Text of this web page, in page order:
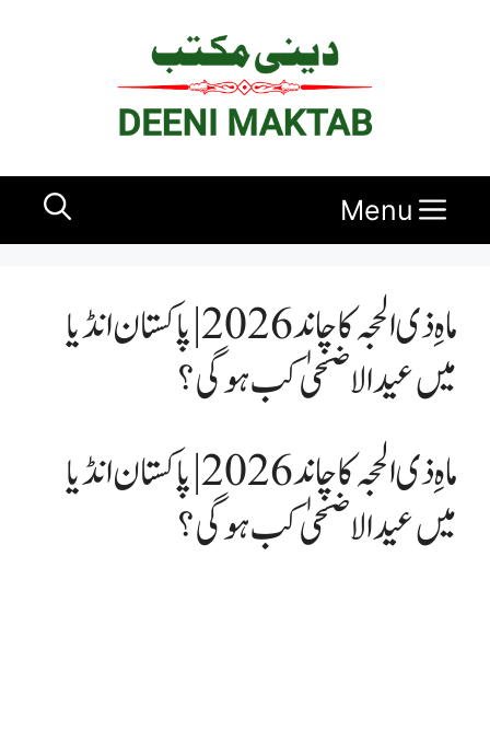
Menu
ماہِ ذی الحجہ کا چاند 2026 | پاکستان انڈیا
میں عیدالاضحیٰ کب ہوگی؟
ماہِ ذی الحجہ کا چاند 2026 | پاکستان انڈیا
میں عیدالاضحیٰ کب ہوگی؟